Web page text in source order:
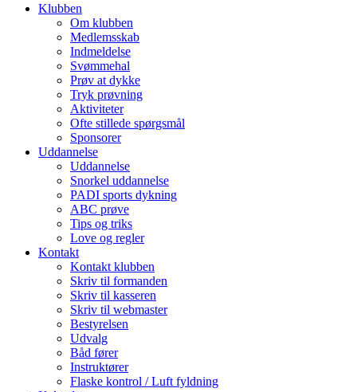
Klubben
Om klubben
Medlemsskab
Indmeldelse
Svømmehal
Prøv at dykke
Tryk prøvning
Aktiviteter
Ofte stillede spørgsmål
Sponsorer
Uddannelse
Uddannelse
Snorkel uddannelse
PADI sports dykning
ABC prøve
Tips og triks
Love og regler
Kontakt
Kontakt klubben
Skriv til formanden
Skriv til kasseren
Skriv til webmaster
Bestyrelsen
Udvalg
Båd fører
Instruktører
Flaske kontrol / Luft fyldning